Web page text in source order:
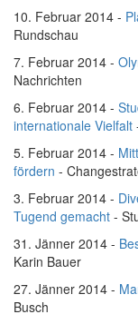
10. Februar 2014 -
Rundschau
7. Februar 2014 -
Nachrichten
6. Februar 2014 -
internationale Vielfalt
5. Februar 2014 -
fördern -
3. Februar 2014 -
Tugend gemacht -
31. Jänner 2014 -
Karin Bauer
27. Jänner 2014 -
Busch